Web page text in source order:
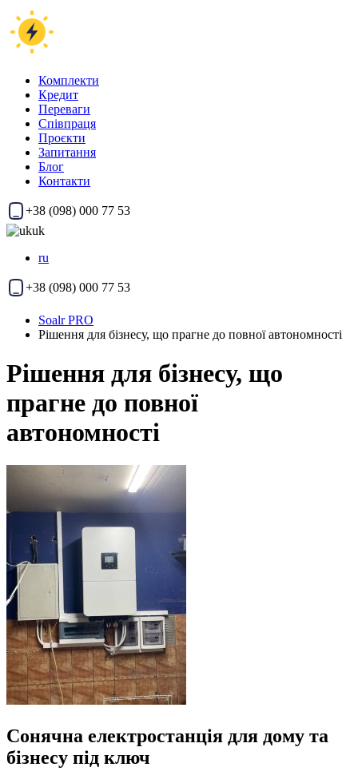
Комплекти
Кредит
Переваги
Співпраця
Проєкти
Запитання
Блог
Контакти
+38 (098) 000 77 53
uk
ru
+38 (098) 000 77 53
Soalr PRO
Рішення для бізнесу, що прагне до повної автономності
Рішення для бізнесу, що
прагне до повної
автономності
Сонячна електростанція для дому та
бізнесу під ключ